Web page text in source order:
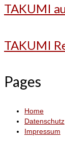
TAKUMI
TAKUMI
Pages
Home
Datenschutz
Impressum